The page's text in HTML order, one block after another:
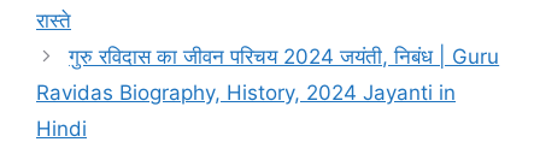
रास्ते
गुरु रविदास का जीवन परिचय 2024 जयंती, निबंध | Guru
Ravidas Biography, History, 2024 Jayanti in
Hindi